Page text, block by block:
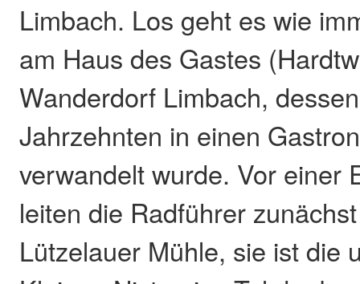
Limbach. Los geht es wie
am Haus des Gastes
Wanderdorf Limbach,
Jahrzehnten in einen
verwandelt wurde. Vor einer
leiten die Radführer
Lützelauer Mühle, sie ist die